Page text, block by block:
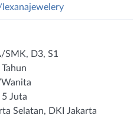
SMK, D3, S1
Juta
Selatan, DKI Jakarta